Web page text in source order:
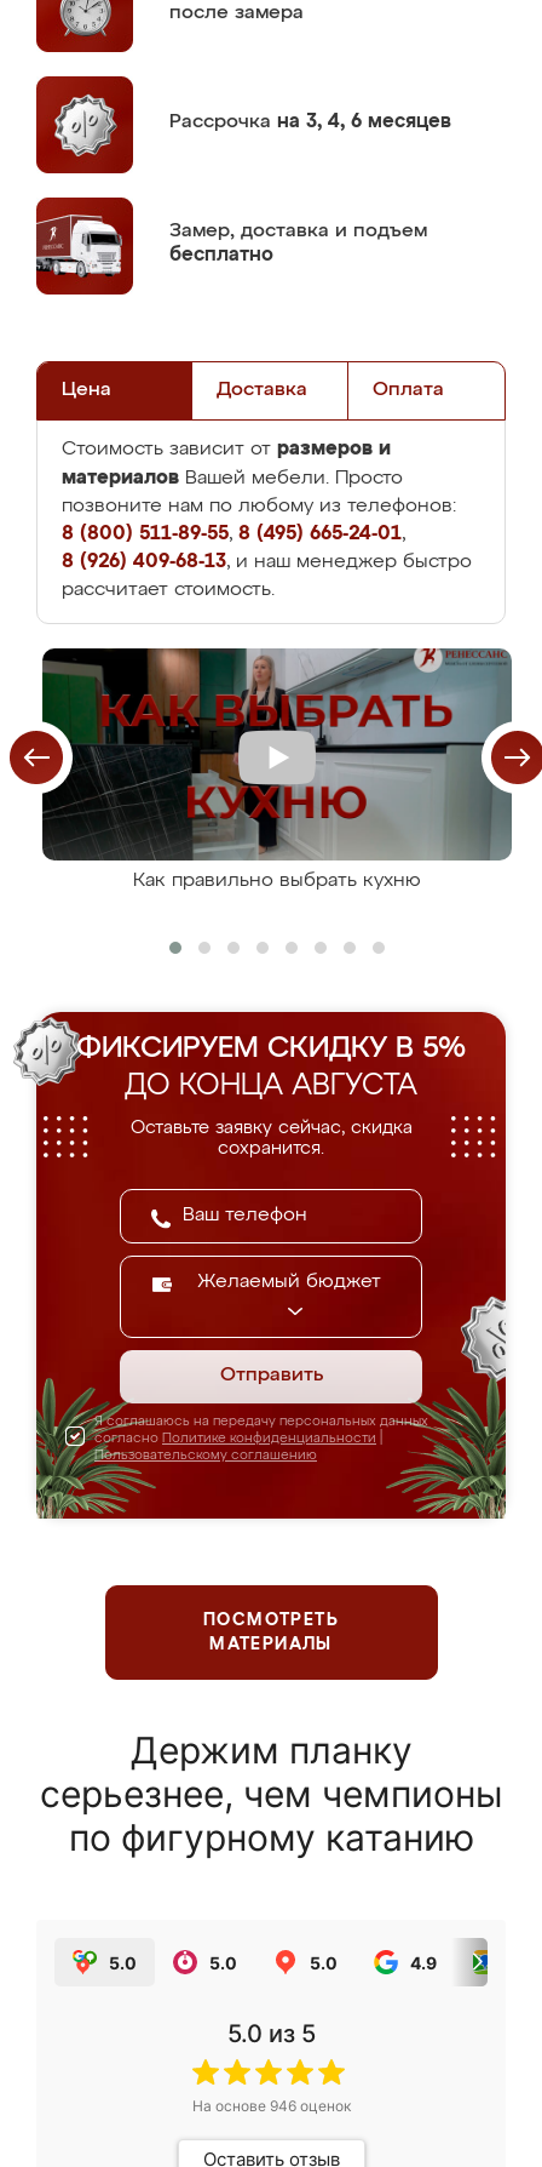
после замера
Рассрочка на 3, 4, 6 месяцев
Замер, доставка и подъем
бесплатно
Цена Доставка Оплата
Стоимость зависит от размеров и
материалов Вашей мебели. Просто
позвоните нам по любому из телефонов:
8 (800) 511-89-55, 8 (495) 665-24-01,
8 (926) 409-68-13, и наш менеджер быстро
рассчитает стоимость.
Как правильно выбрать кухню
ФИКСИРУЕМ СКИДКУ В 5%
ДО КОНЦА АВГУСТА
Оставьте заявку сейчас, скидка
сохранится.
Желаемый бюджет
Отправить
Я соглашаюсь на передачу персональных данных
согласно Политике конфиденциальности
Пользовательскому соглашению
ПОСМОТРЕТЬ
МАТЕРИАЛЫ
Держим планку
серьезнее, чем чемпионы
по фигурному катанию
5.0 5.0 5.0 4.9
5.0 из 5
На основе 946оценок
Оставить отзыв